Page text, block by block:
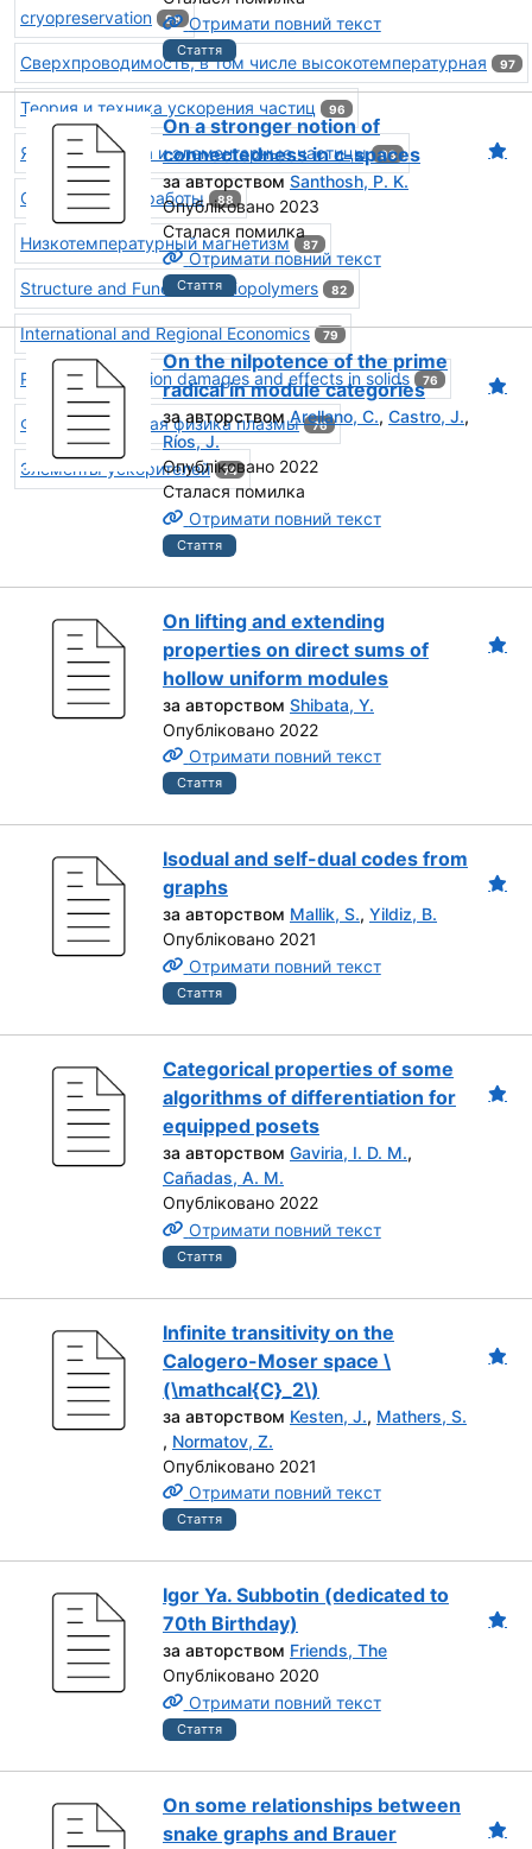
cryopreservation 98
Свеpхпpоводимость, в том числе высокотемпеpатуpная 97
Теория и техника ускорения частиц 96
Ядерная физика и элементарные частицы 93
Оригинальные работы 88
Низкотемпеpатуpный магнетизм 87
Structure and Function of Biopolymers 82
International and Regional Economics 79
Physics of radiation damages and effects in solids 76
Фундаментальная физика плазмы 76
Элементы ускорителей 74
Отримати повний текст
Стаття
On a stronger notion of
connectedness in c-spaces
за авторством Santhosh, P. K.
Опубліковано 2023
Сталася помилка
Отримати повний текст
Стаття
On the nilpotence of the prime
radical in module categories
за авторствомArellano, C., Castro, J.,
Ríos, J.
Опубліковано 2022
Сталася помилка
Отримати повний текст
Стаття
On lifting and extending
properties on direct sums of
hollow uniform modules
за авторством Shibata, Y.
Опубліковано 2022
Отримати повний текст
Стаття
Isodual and self-dual codes from
graphs
за авторством Mallik, S., Yildiz, B.
Опубліковано 2021
Отримати повний текст
Стаття
Categorical properties of some
algorithms of differentiation for
equipped posets
за авторством Gaviria, I. D. M.,
Cañadas, A. M.
Опубліковано 2022
Отримати повний текст
Стаття
Infinite transitivity on the
Calogero-Moser space \
(\mathcal{C}_2\)
за авторством Kesten, J., Mathers, S.
, Normatov, Z.
Опубліковано 2021
Отримати повний текст
Стаття
Igor Ya. Subbotin (dedicated to
70th Birthday)
за авторством Friends, The
Опубліковано 2020
Отримати повний текст
Стаття
On some relationships between
snake graphs and Brauer